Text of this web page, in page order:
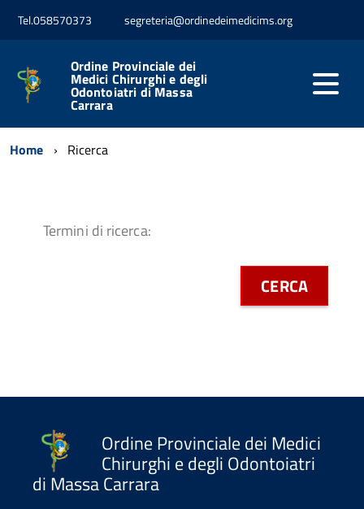
Tel.058570373 segreteria@ordinedeimedicims.org
Ordine Provinciale dei
Medici Chirurghi e degli
Odontoiatri di Massa
Carrara
Home Ricerca
CERCA
Ordine Provinciale dei Medici
Chirurghi e degli Odontoiatri
di Massa Carrara